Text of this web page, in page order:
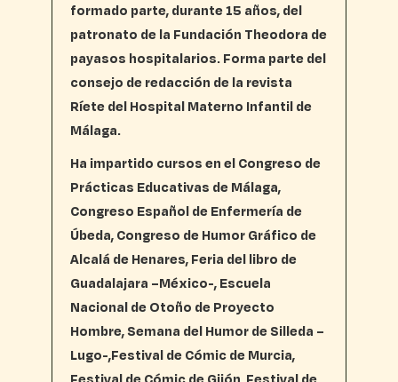
formado parte, durante 15 años, del
patronato de la Fundación Theodora de
payasos hospitalarios. Forma parte del
consejo de redacción de la revista
Ríete del Hospital Materno Infantil de
Málaga.
Ha impartido cursos en el Congreso de
Prácticas Educativas de Málaga,
Congreso Español de Enfermería de
Úbeda, Congreso de Humor Gráfico de
Alcalá de Henares, Feria del libro de
Guadalajara –México-, Escuela
Nacional de Otoño de Proyecto
Hombre, Semana del Humor de Silleda –
Lugo-,Festival de Cómic de Murcia,